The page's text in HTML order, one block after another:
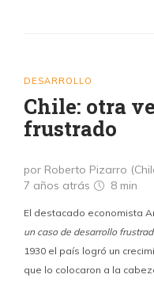
DESARROLLO
Chile: otra
frustrado
por Roberto Pizarro
7 años atrás
8 min
El destacado economista
un caso de desarrollo
1930 el país logró un
que lo colocaron a la